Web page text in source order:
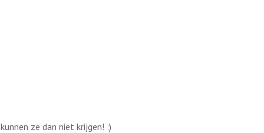
ze dan niet krijgen! :)